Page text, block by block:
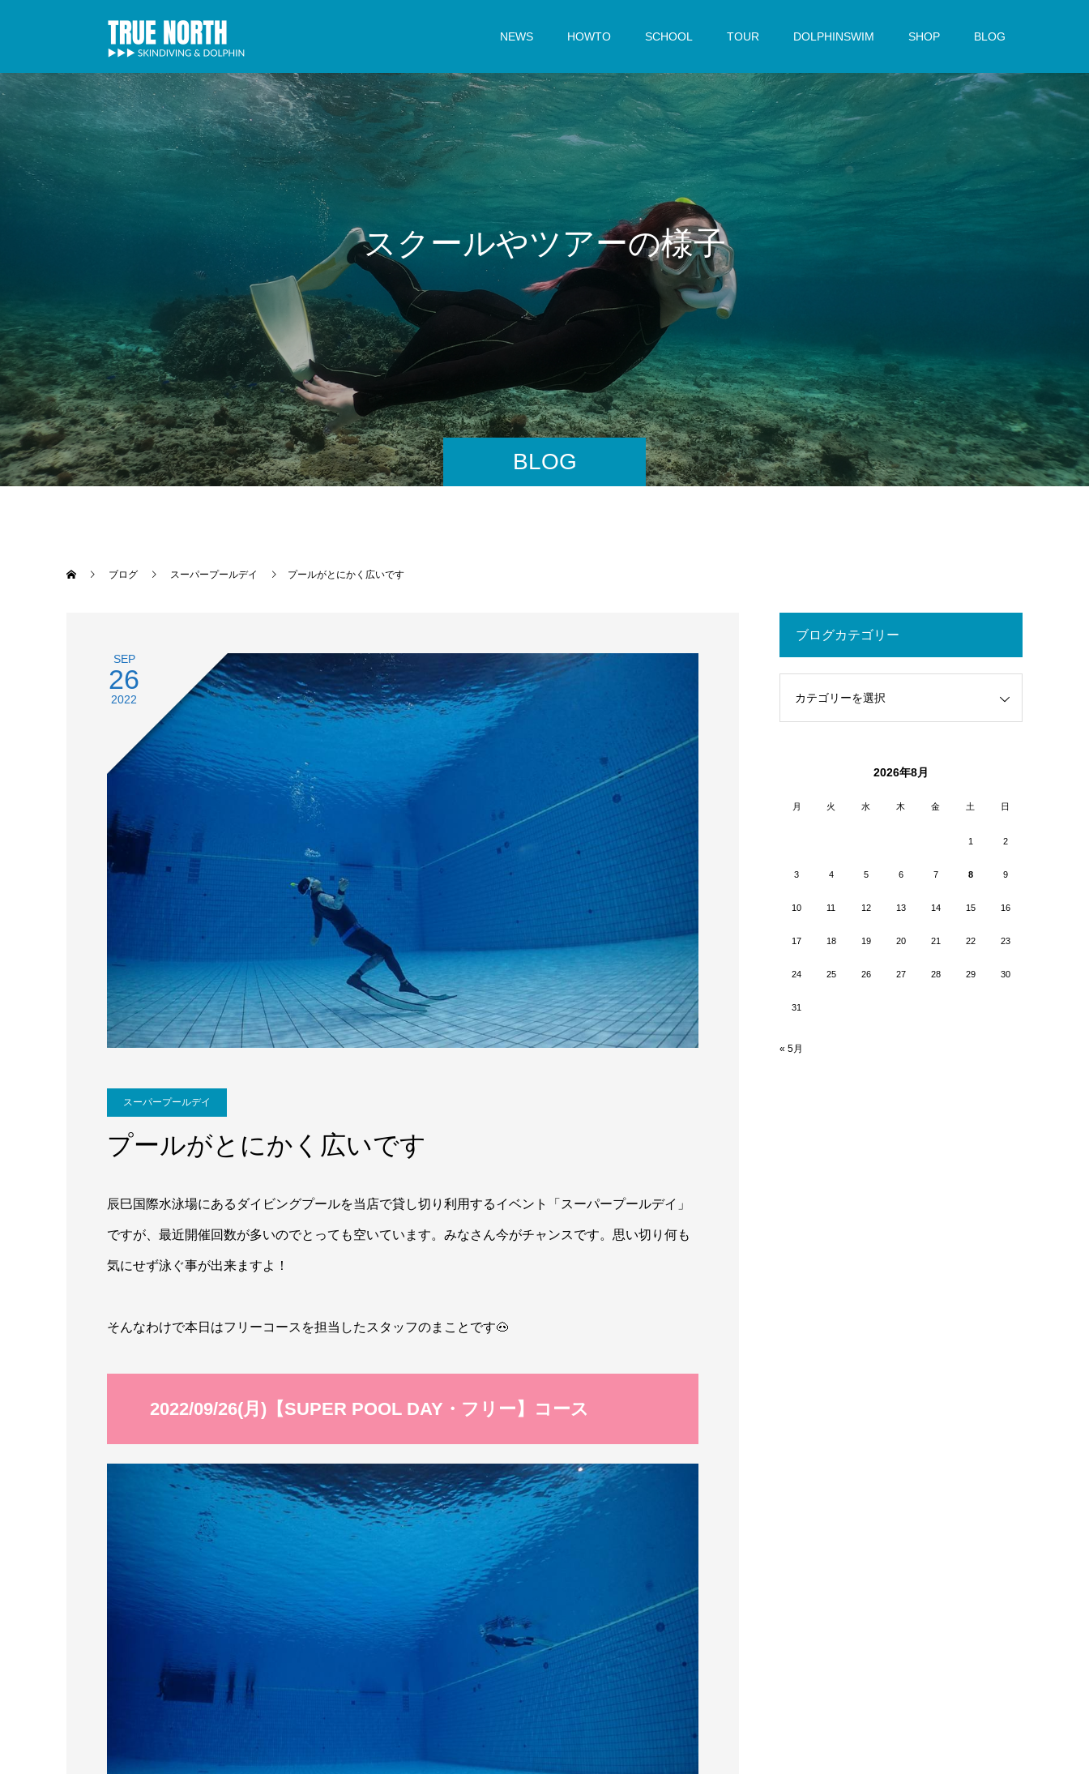
NEWS HOWTO SCHOOL TOUR DOLPHINSWIM SHOP BLOG
BLOG
ス ク ールやツアーの様子
ブログ スーパープールデイ プールがとにかく広いです
SEP
26
2022
スーパープールデイ
プールがとにかく広いです
辰巳国際水泳場にあるダイビングプールを当店で貸し切り利用するイベント「スーパープールデイ」
ですが、最近開催回数が多いのでとっても空いています。みなさん今がチャンスです。思い切り何も
気にせず泳ぐ事が出来ますよ！
そんなわけで本日はフリーコースを担当したスタッフのまことです🐽
2022/09/26(月)【SUPER POOL DAY・フリー】コース
ブログカテゴリー
2026年8月
月 火 水 木 金 土 日
1 2
3 4 5 6 7 8 9
10 11 12 13 14 15 16
17 18 19 20 21 22 23
24 25 26 27 28 29 30
31
« 5月